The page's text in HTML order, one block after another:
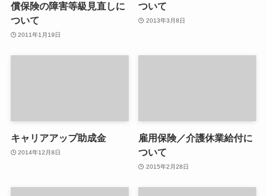
償保険の障害等級見直しに
ついて
2011年1月19日
ついて
2013年3月8日
キャリアアップ助成金
2014年12月8日
雇用保険／介護休業給付に
ついて
2015年2月28日